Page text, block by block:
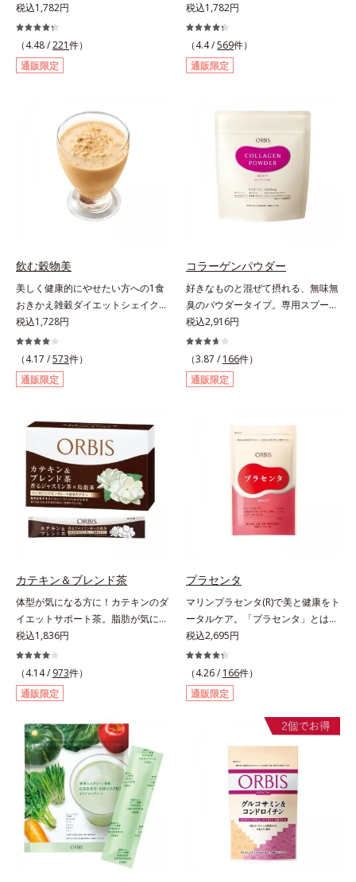
ぐんとアップ。ビタミンC（レモン
＆ライム風味）は、栄養機能食品で
すビタミンCは、皮膚や粘膜の健康
維持を助けるとともに、抗酸化作用
を持つ栄養素です。2粒にレモン約
ました。3段階でゆっくり吸収する
加工で、持続力を高めています。程
よい酸味で食べやすい、レモン＆ラ
イム風味です。*1 : 社団法人全国清
涼飲料工業会の取り決めに基づきレ
モン果実1個（120g）当り20mgと
して可食部換算した場合。
税込1,782円
（4.48 /221件）
通販限定
トタイプ。2粒にプルーン約50個分
（*1）もの鉄分を配合し、さらに女
性周期をサポートする葉酸をプラス
しました。甘酸っぱくて続けやす
い、ストロベリー風味です。*1 :
2010」より、プルーン（乾）1個
税込1,782円
（4.4 /569件）
通販限定
飲む穀物美
美しく健康的にやせたい方への1食
おきかえ雑穀ダイエットシェイク。
豆乳や牛乳などと粉を混ぜるだけで
簡単、1食おきかえ雑穀ダイエット
シェイクです。サクサクッと噛める
食感豊かな大豆フレークが、噛むこ
とで食欲を満たしてくれます。さら
ンナンがおなかの中で膨らみ、満足
感をアップ。豊富な栄養素でキレイ
を目指すダイエッターを、内側から
サポートします！黒糖きなこ味（カ
ロリー 92kcal ※1食分・本品粉末の
み）やさしい甘さの黒糖とほのかに
香るきなこが溶け合う幸せな味わ
い。たっぷり飲んでも飽きないおい
税込1,728円
（4.17 /573件）
通販限定
コラーゲンパウダー
好きなものと混ぜて摂れる、無味無
臭のパウダータイプ。専用スプーン
1杯で、ハリと弾力のある毎日に欠
かせない「コラーゲン」5,000㎎を
手軽に摂れる美容パウダーです。無
味無臭で飲み物や料理に影響がな
く、冷たい飲み物にも簡単に溶ける
税込2,916円
（3.87 / 166件）
通販限定
カテキン＆ブレンド茶
体型が気になる方に！カテキンのダ
イエットサポート茶。脂肪が気にな
る食事と一緒にカテキンを。さら
に、食物繊維とコーンシルクエキス
で、ぽっこりやからだの巡りをケ
ア。カテキン・コーンシルク・食物
繊維のトリプルパワーがダイエット
税込1,836円
（4.14 / 973件）
通販限定
プラセンタ
マリンプラセンタ(R)で美と健康をト
ータルケア。「プラセンタ」とは、
母から子へ酸素や栄養素をおく
る“胎盤”のこと。豊富な栄養素を含
むプラセンタは、みずみずしい美し
さや元気を求める女性の間で大きな
注目を集めている成分です。豚由来
のプラセンタが多い中、オルビスは
鮭由来のプラセンタを採用しまし
るエラスチンのほか、うるおいをキ
ープするヒアルロン酸、コラーゲ
ン、みずみずしさをアシストするコ
ンドロイチン硫酸など、美しさに磨
きをかける6成分をぎゅっと凝縮。
吸収もスムーズです。
税込2,695円
（4.26 / 166件）
通販限定